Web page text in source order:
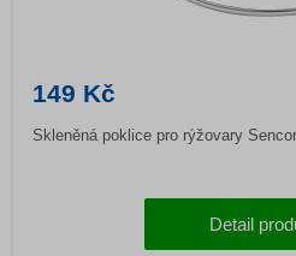
149 Kč
Skleněná poklice pro rýžovary
Detail